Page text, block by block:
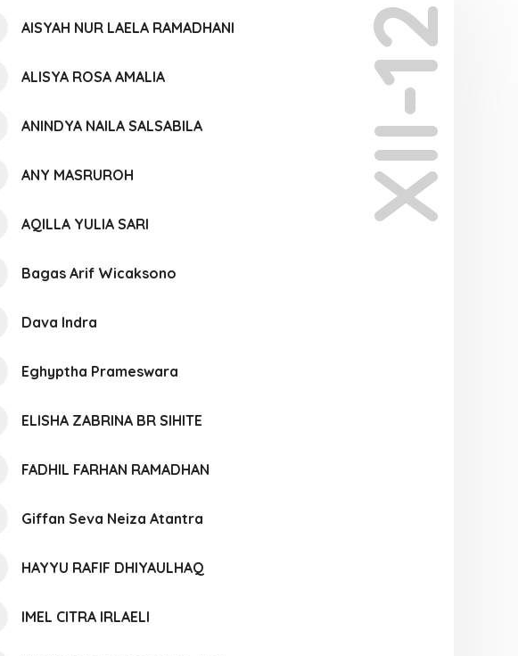
XII-12
AISYAH NUR LAELA RAMADHANI
ALISYA ROSA AMALIA
ANINDYA NAILA SALSABILA
ANY MASRUROH
AQILLA YULIA SARI
Bagas Arif Wicaksono
Dava Indra
Eghyptha Prameswara
ELISHA ZABRINA BR SIHITE
FADHIL FARHAN RAMADHAN
Giffan Seva Neiza Atantra
HAYYU RAFIF DHIYAULHAQ
IMEL CITRA IRLAELI